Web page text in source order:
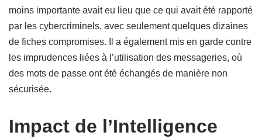
moins importante avait eu lieu que ce qui avait été rapporté
par les cybercriminels, avec seulement quelques dizaines
de fiches compromises. Il a également mis en garde contre
les imprudences liées à l’utilisation des messageries, où
des mots de passe ont été échangés de manière non
sécurisée.
Impact de l’Intelligence